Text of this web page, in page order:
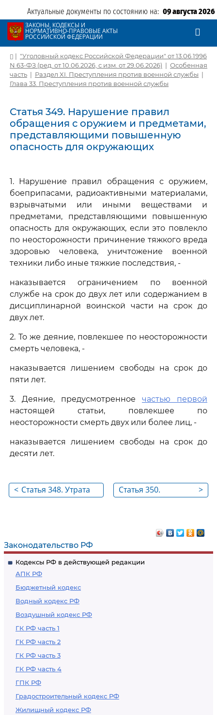
Актуальные документы по состоянию на: 09 августа 2026
ЗАКОНЫ, КОДЕКСЫ И
НОРМАТИВНО-ПРАВОВЫЕ АКТЫ
РОССИЙСКОЙ ФЕДЕРАЦИИ
Законодательство РФ
Кодексы РФ в действующей редакции
АПК РФ
Бюджетный кодекс
Водный кодекс РФ
Воздушный кодекс РФ
ГК РФ часть 1
ГК РФ часть 2
ГК РФ часть 3
ГК РФ часть 4
ГПК РФ
Градостроительный кодекс РФ
Жилищный кодекс РФ
| "Уголовный кодекс Российской Федерации" от 13.06.1996
N 63-ФЗ (ред. от 10.06.2026, с изм. от 29.06.2026) | Особенная
часть | Раздел XI. Преступления против военной службы |
Глава 33. Преступления против военной службы
Статья 349. Нарушение правил
обращения с оружием и предметами,
представляющими повышенную
опасность для окружающих
1. Нарушение правил обращения с оружием,
боеприпасами, радиоактивными материалами,
взрывчатыми или иными веществами и
предметами, представляющими повышенную
опасность для окружающих, если это повлекло
по неосторожности причинение тяжкого вреда
здоровью человека, уничтожение военной
техники либо иные тяжкие последствия, -
наказывается ограничением по военной
службе на срок до двух лет или содержанием в
дисциплинарной воинской части на срок до
двух лет.
2. То же деяние, повлекшее по неосторожности
смерть человека, -
наказывается лишением свободы на срок до
пяти лет.
3. Деяние, предусмотренное частью первой
настоящей статьи, повлекшее по
неосторожности смерть двух или более лиц, -
наказывается лишением свободы на срок до
десяти лет.
< Статья 348. Утрата
>
Статья 350.
эксплуатации